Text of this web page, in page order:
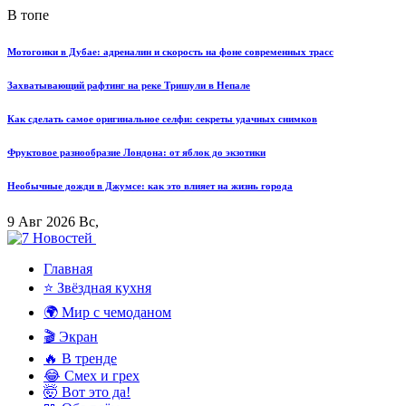
В топе
Мотогонки в Дубае: адреналин и скорость на фоне современных трасс
Захватывающий рафтинг на реке Тришули в Непале
Как сделать самое оригинальное селфи: секреты удачных снимков
Фруктовое разнообразие Лондона: от яблок до экзотики
Необычные дожди в Джумсе: как это влияет на жизнь города
9 Авг 2026 Вс,
Главная
⭐ Звёздная кухня
🌍 Мир с чемоданом
🎬 Экран
🔥 В тренде
😂 Смех и грех
🤯 Вот это да!